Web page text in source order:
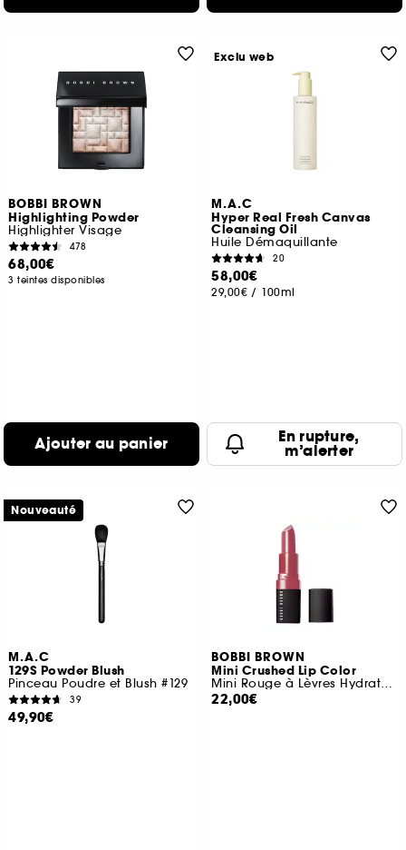
BOBBI BROWN
Highlighting Powder
Highlighter Visage
478
68,00€
3 teintes disponibles
Ajouter au panier
M.A.C
Hyper Real Fresh Canvas
Cleansing Oil
Huile Démaquillante
20
58,00€
29,00€ / 100ml
En rupture,
m’alerter
Exclu web
M.A.C
129S Powder Blush
Pinceau Poudre et Blush #129
39
49,90€
Nouveauté
BOBBI BROWN
Mini Crushed Lip Color
Mini Rouge à Lèvres Hydratant
22,00€